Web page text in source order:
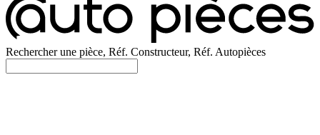
Rechercher une pièce, Réf. Constructeur, Réf. Autopièces